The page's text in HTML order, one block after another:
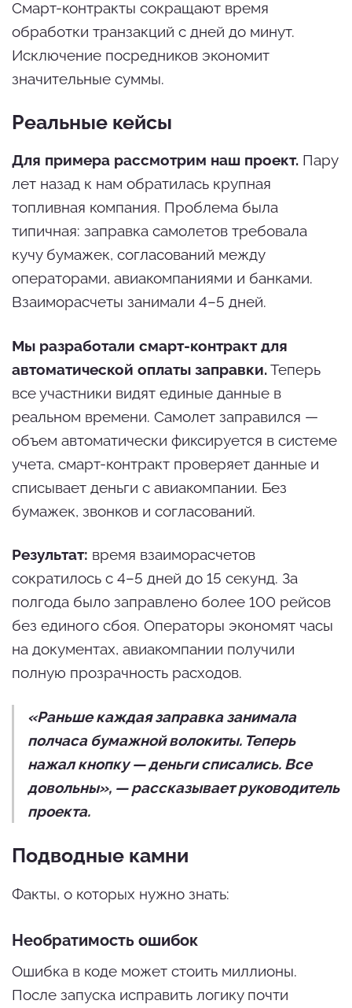
Смарт-контракты сокращают время
обработки транзакций с дней до минут.
Исключение посредников экономит
значительные суммы.
Реальные кейсы
Для примера рассмотрим наш проект. Пару
лет назад к нам обратилась крупная
топливная компания. Проблема была
типичная: заправка самолетов требовала
кучу бумажек, согласований между
операторами, авиакомпаниями и банками.
Взаиморасчеты занимали 4–5 дней.
Мы разработали смарт-контракт для
автоматической оплаты заправки.Теперь
все участники видят единые данные в
реальном времени. Самолет заправился —
объем автоматически фиксируется в системе
учета, смарт-контракт проверяет данные и
списывает деньги с авиакомпании. Без
бумажек, звонков и согласований.
Результат: время взаиморасчетов
сократилось с 4–5 дней до 15 секунд. За
полгода было заправлено более 100 рейсов
без единого сбоя. Операторы экономят часы
на документах, авиакомпании получили
полную прозрачность расходов.
«Раньше каждая заправка занимала
полчаса бумажной волокиты. Теперь
нажал кнопку — деньги списались. Все
довольны», — рассказывает руководитель
проекта.
Подводные камни
Факты, о которых нужно знать:
Необратимость ошибок
Ошибка в коде может стоить миллионы.
После запуска исправить логику почти